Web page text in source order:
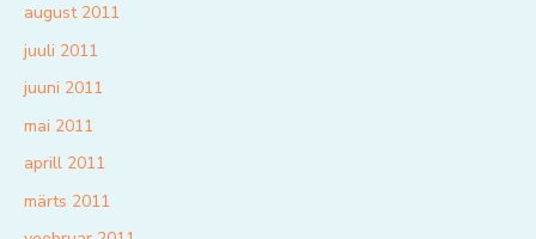
august 2011
juuli 2011
juuni 2011
mai 2011
aprill 2011
märts 2011